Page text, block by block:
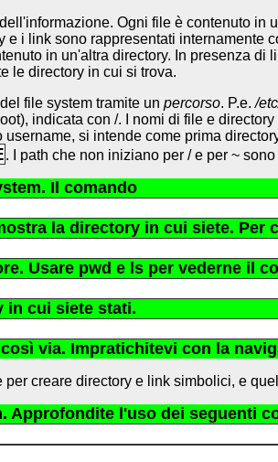
Ogni file è contenuto in
e i link sono rappresentati
in un'altra directory. In presenza
le directory in cui si trova.
file system tramite un percorso. P.e./
indicata con /. I nomi di file e
si intende come prima
. I path che non iniziano per / e per ~
Il comando
la directory in cui siete. Per
Usare pwd e ls per vederne il
in cui siete stati.
via. Impratichitevi con la
creare directory e link simbolici, e
Approfondite l'uso dei seguenti